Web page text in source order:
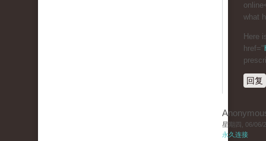
what
Here
href="
回复
星期四, 06/06/
永久连接